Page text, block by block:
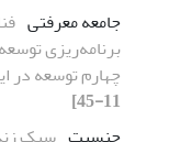
جامعه معرفتی
برنامه‌ریزی
چهارم توسعه در
11-45]